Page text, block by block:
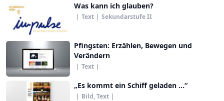
Was kann ich glauben?
| Text | Sekundarstufe II
Pfingsten: Erzählen, Bewegen und
Verändern
| Text |
„Es kommt ein Schiff geladen ...“
| Bild, Text |